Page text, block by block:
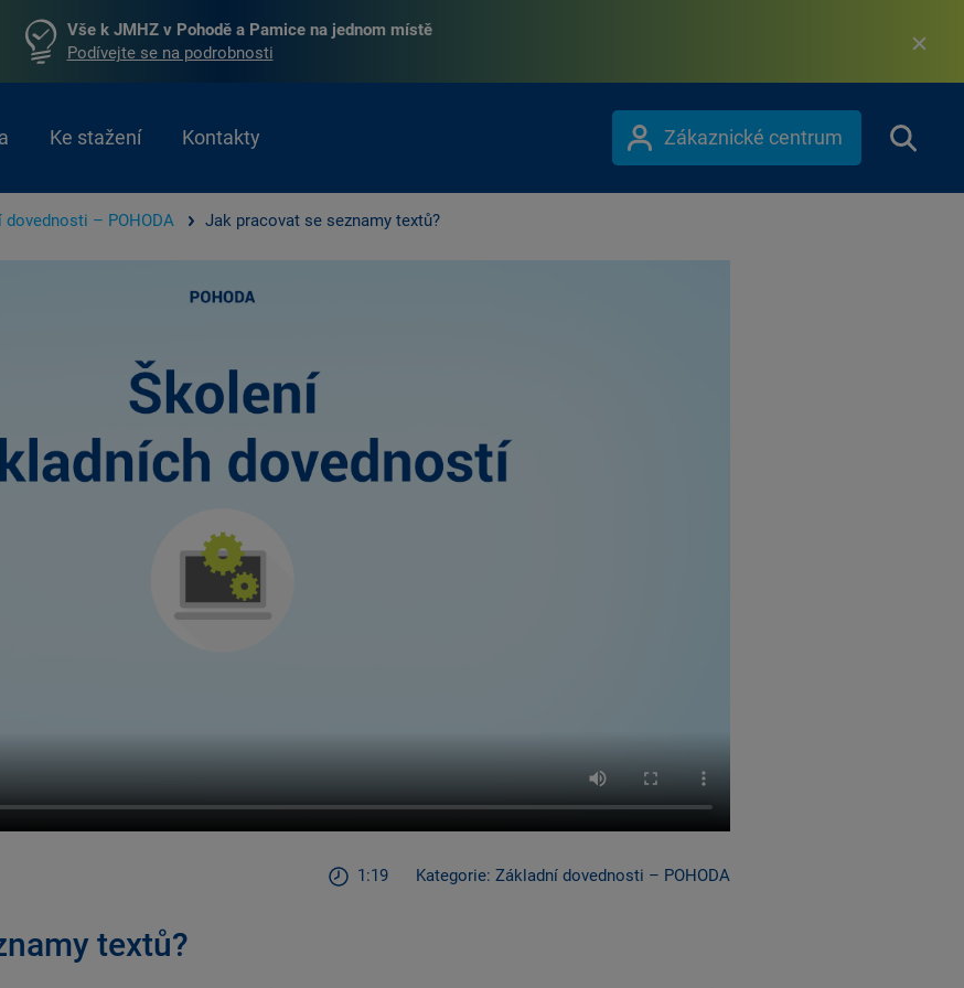
Vše k JMHZ v Pohodě a Pamice na jednom místě
Podívejte se na podrobnosti
Ke stažení Kontakty Zákaznické centrum
dovednosti – POHODA Jak pracovat se seznamy textů?
1:19 Kategorie: Základní dovednosti – POHODA
textů?